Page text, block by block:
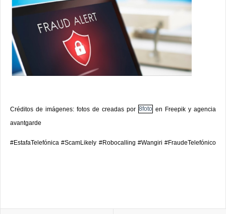
Créditos de imágenes: fotos de creadas por 8foto en Freepik y agencia
avantgarde
#EstafaTelefónica #ScamLikely #Robocalling #Wangiri #FraudeTelefónico